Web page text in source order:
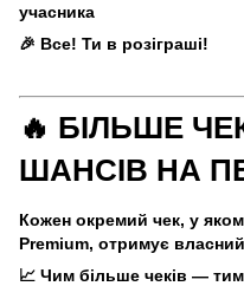
учасника
🎉 Все! Ти в розіграші!
🔥 БІЛЬШЕ
ШАНСІВ НА
Кожен окремий чек, у
Premium, отримує
📈 Чим більше чеків —